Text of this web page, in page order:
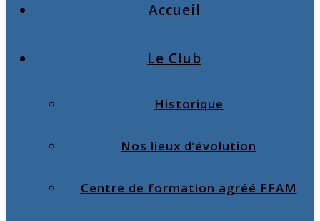
Accueil
Le Club
Historique
Nos lieux d’évolution
Centre de formation agréé FFAM